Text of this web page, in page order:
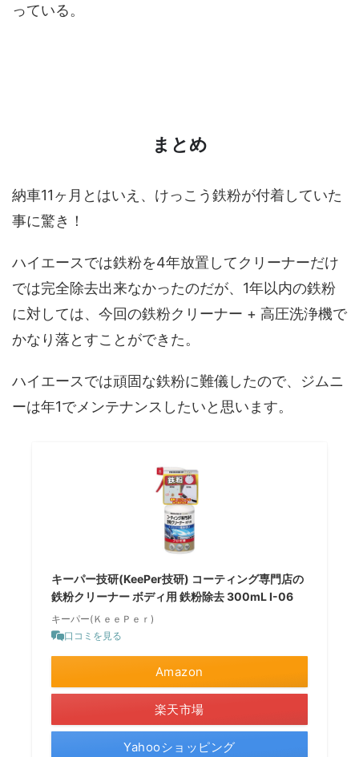
っている。
まとめ
納車11ヶ月とはいえ、けっこう鉄粉が付着していた
事に驚き！
ハイエースでは鉄粉を4年放置してクリーナーだけ
では完全除去出来なかったのだが、 1年以内の鉄粉
に対しては、今回の鉄粉クリーナー + 高圧洗浄機で
かなり落とすことができた。
ハイエースでは頑固な鉄粉に難儀したので、ジムニ
ーは年1でメンテナンスしたいと思います。
キーパー技研(KeePer技研) コーティング専門店の
鉄粉クリーナー ボディ用 鉄粉除去 300mL I-06
キーパー(ＫｅｅＰｅｒ)
口コミを見る
Amazon
楽天市場
Yahooショッピング